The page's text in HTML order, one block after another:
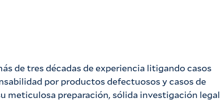
de tres décadas de experiencia litigando casos
por productos defectuosos y casos de
meticulosa preparación, sólida investigación legal